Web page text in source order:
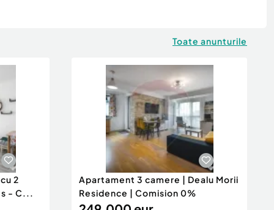
Toate anunturile
2
- C...
Apartament 3 camere | Dealu Morii
Residence | Comision 0%